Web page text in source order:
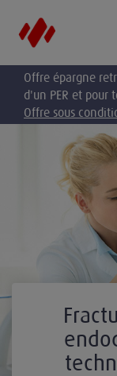
Offre épargne
d'un PER et pour
Offre sous